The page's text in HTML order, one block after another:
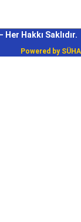
Hakkı Saklıdır.
Powered by SÜHA